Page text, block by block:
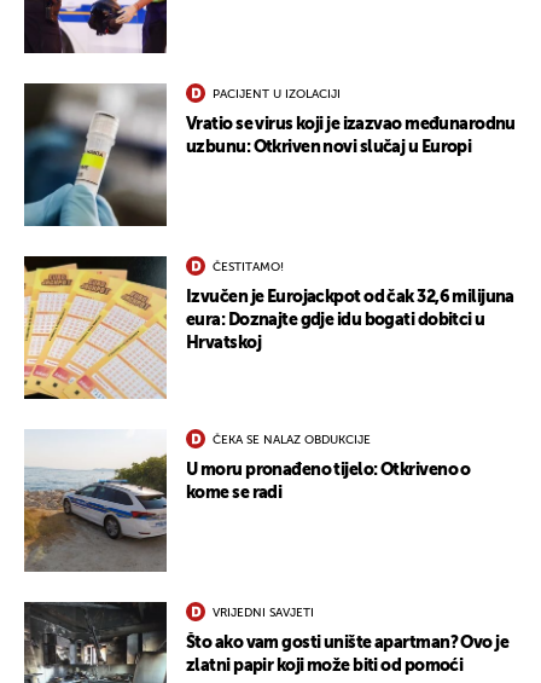
PACIJENT U IZOLACIJI
Vratio se virus koji je izazvao međunarodnu
uzbunu: Otkriven novi slučaj u Europi
ČESTITAMO!
Izvučen je Eurojackpot od čak 32,6 milijuna
eura: Doznajte gdje idu bogati dobitci u
Hrvatskoj
ČEKA SE NALAZ OBDUKCIJE
U moru pronađeno tijelo: Otkriveno o
kome se radi
VRIJEDNI SAVJETI
Što ako vam gosti unište apartman? Ovo je
zlatni papir koji može biti od pomoći
UKLJUČITE NOTIFIKACIJE